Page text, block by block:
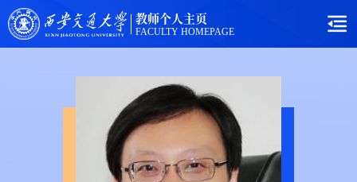
教师个人主页
FACULTY HOMEPAGE